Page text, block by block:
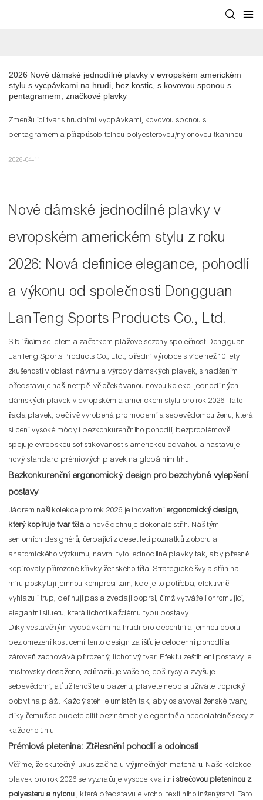
2026 Nové dámské jednodílné plavky v evropském americkém
stylu s vycpávkami na hrudi, bez kostic, s kovovou sponou s
pentagramem, značkové plavky
Zmenšující tvar s hrudními vycpávkami, kovovou sponou s
pentagramem a přizpůsobitelnou polyesterovou/nylonovou tkaninou
2026-04-11
Nové dámské jednodílné plavky v
evropském americkém stylu z roku
2026: Nová definice elegance, pohodlí
a výkonu od společnosti Dongguan
LanTeng Sports Products Co., Ltd.
S blížícím se létem a začátkem plážové sezóny společnost Dongguan
LanTeng Sports Products Co., Ltd., přední výrobce s více než 10 lety
zkušeností v oblasti návrhu a výroby dámských plavek, s nadšením
představuje naši netrpělivě očekávanou novou kolekci jednodílných
dámských plavek v evropském a americkém stylu pro rok 2026. Tato
řada plavek, pečlivě vyrobená pro moderní a sebevědomou ženu, která
si cení vysoké módy i bezkonkurenčního pohodlí, bezproblémově
spojuje evropskou sofistikovanost s americkou odvahou a nastavuje
nový standard prémiových plavek na globálním trhu.
Bezkonkurenční ergonomický design pro bezchybné vylepšení
postavy
Jádrem naší kolekce pro rok 2026 je inovativníergonomický design,
který kopíruje tvar těla a nově definuje dokonalé střih. Náš tým
seniorních designérů, čerpající z desetiletí poznatků z oboru a
anatomického výzkumu, navrhl tyto jednodílné plavky tak, aby přesně
kopírovaly přirozené křivky ženského těla. Strategické švy a střih na
míru poskytují jemnou kompresi tam, kde je to potřeba, efektivně
vyhlazují trup, definují pas a zvedají poprsí, čímž vytvářejí ohromující,
elegantní siluetu, která lichotí každému typu postavy.
Díky vestavěným vycpávkám na hrudi pro decentní a jemnou oporu
bez omezení kosticemi tento design zajišťuje celodenní pohodlí a
zároveň zachovává přirozený, lichotivý tvar. Efektu zeštíhlení postavy je
mistrovsky dosaženo, zdůrazňuje vaše nejlepší rysy a zvyšuje
sebevědomí, ať už lenošíte u bazénu, plavete nebo si užíváte tropický
pobyt na pláži. Každý steh je umístěn tak, aby oslavoval ženské tvary,
díky čemuž se budete cítit bez námahy elegantně a neodolatelně sexy z
každého úhlu.
Prémiová pletenina: Ztělesnění pohodlí a odolnosti
Věříme, že skutečný luxus začíná u výjimečných materiálů. Naše kolekce
plavek pro rok 2026 se vyznačuje vysoce kvalitnístrečovou pleteninou z
polyesteru a nylonu, která představuje vrchol textilního inženýrství. Tato